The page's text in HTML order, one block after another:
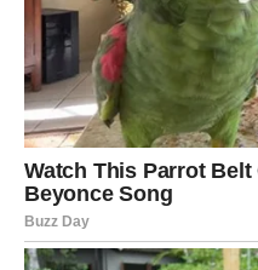
očekivati.
Mnoge Ribe će imati
mnogo više nego što su
Nagrada
Sreća, obilje i ostvarenje